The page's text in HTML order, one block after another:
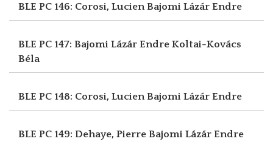
BLE PC 146: Corosi, LucienBajomi Lázár Endre
BLE PC 147: Bajomi Lázár Endre Koltai-Kovács
Béla
BLE PC 148: Corosi, LucienBajomi Lázár Endre
BLE PC 149: Dehaye, Pierre Bajomi Lázár Endre